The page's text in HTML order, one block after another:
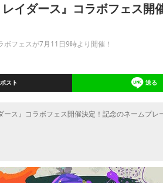
イダース』コラボフェス開
フェスが7月11日9時より開催！
ポスト 送る
ース』コラボフェス開催決定！記念のネームプレ